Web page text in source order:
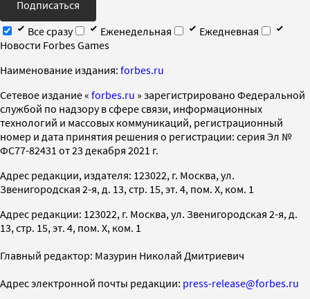
Подписаться
Все сразу
Еженедельная
Ежедневная
Новости Forbes Games
Наименование издания: forbes.ru
Cетевое издание « forbes.ru » зарегистрировано Федеральной
службой по надзору в сфере связи, информационных
технологий и массовых коммуникаций, регистрационный
номер и дата принятия решения о регистрации: серия Эл №
ФС77-82431 от 23 декабря 2021 г.
Адрес редакции, издателя: 123022, г. Москва, ул.
Звенигородская 2-я, д. 13, стр. 15, эт. 4, пом. X, ком. 1
Адрес редакции: 123022, г. Москва, ул. Звенигородская 2-я, д.
13, стр. 15, эт. 4, пом. X, ком. 1
Главный редактор: Мазурин Николай Дмитриевич
Адрес электронной почты редакции: press-release@forbes.ru